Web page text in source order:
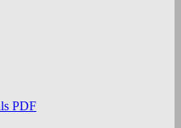
PDF